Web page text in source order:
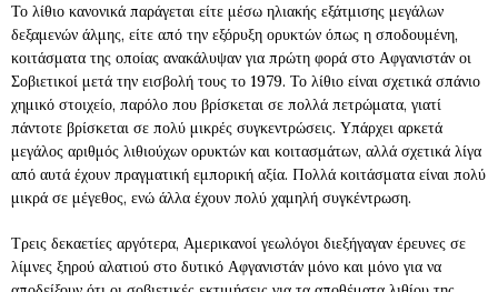
Το λίθιο κανονικά παράγεται είτε μέσω ηλιακής εξάτμισης μεγάλων
δεξαμενών άλμης, είτε από την εξόρυξη ορυκτών όπως η σποδουμένη,
κοιτάσματα της οποίας ανακάλυψαν για πρώτη φορά στο Αφγανιστάν οι
Σοβιετικοί μετά την εισβολή τους το 1979. Το λίθιο είναι σχετικά σπάνιο
χημικό στοιχείο, παρόλο που βρίσκεται σε πολλά πετρώματα, γιατί
πάντοτε βρίσκεται σε πολύ μικρές συγκεντρώσεις. Υπάρχει αρκετά
μεγάλος αριθμός λιθιούχων ορυκτών και κοιτασμάτων, αλλά σχετικά λίγα
από αυτά έχουν πραγματική εμπορική αξία. Πολλά κοιτάσματα είναι πολύ
μικρά σε μέγεθος, ενώ άλλα έχουν πολύ χαμηλή συγκέντρωση.
Τρεις δεκαετίες αργότερα, Αμερικανοί γεωλόγοι διεξήγαγαν έρευνες σε
λίμνες ξηρού αλατιού στο δυτικό Αφγανιστάν μόνο και μόνο για να